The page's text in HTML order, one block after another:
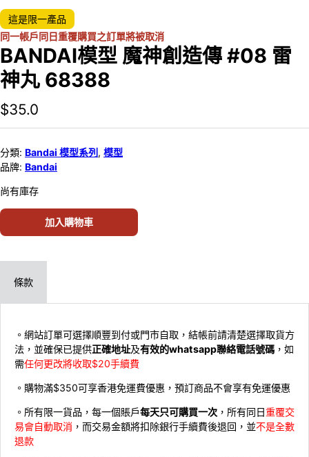
這是限一產品
同一帳戶同日重覆購買之訂單將被取消
BANDAI模型 魔神創造傳 #08 雷
神丸 68388
$35.0
分類: Bandai 模型系列 , 模型
品牌: Bandai
尚有庫存
加入購物車
條款
。網站訂單可選擇順豐到付或門市自取，結帳前請清楚選擇取貨方
法，並確保已提供正確地址及有效的whatsapp聯絡電話號碼 ，如
需任何更改將收取$20手續費
。購物滿$350可享香港免運費優惠，預訂商品不會享有免運優惠
。所有限一貨品，每一個賬戶每天只可購買一次 ，所有同日重覆交
易會自動取消 ，而交易金額將扣除銀行手續費後退回，並不是全數
退款